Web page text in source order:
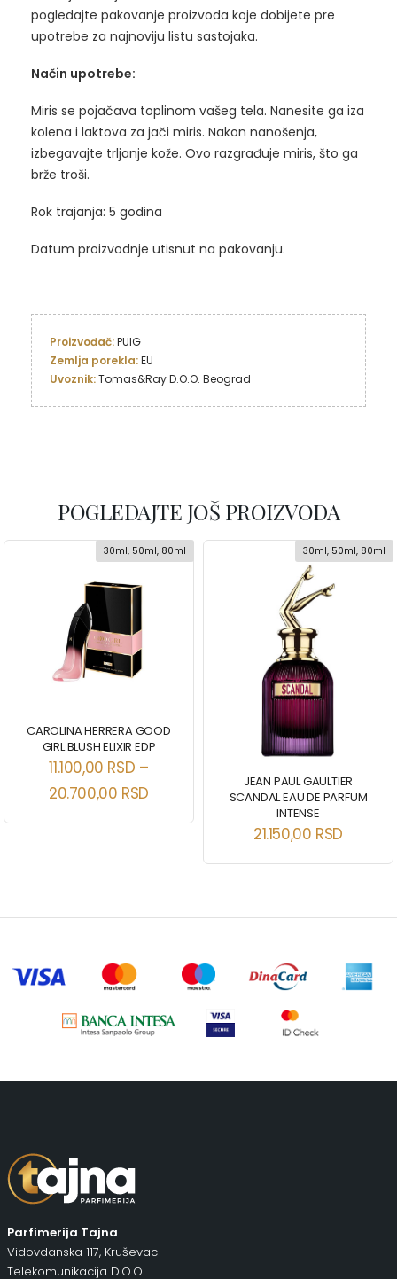
pogledajte pakovanje proizvoda koje dobijete pre
upotrebe za najnoviju listu sastojaka.
Način upotrebe:
Miris se pojačava toplinom vašeg tela. Nanesite ga iza
kolena i laktova za jači miris. Nakon nanošenja,
izbegavajte trljanje kože. Ovo razgrađuje miris, što ga
brže troši.
Rok trajanja: 5 godina
Datum proizvodnje utisnut na pakovanju.
Proizvođač:
Zemlja porekla:
Uvoznik: Tomas&Ray D.O.O. Beograd
POGLEDAJTE JOŠ PROIZVODA
30ml, 50ml, 80ml
CAROLINA HERRERA GOOD
GIRL BLUSH ELIXIR EDP
11.100,00 RSD –
20.700,00 RSD
30ml, 50ml, 80ml
JEAN PAUL GAULTIER
SCANDAL EAU DE PARFUM
INTENSE
21.150,00 RSD
Parfimerija Tajna
Vidovdanska 117, Kruševac
Telekomunikacija D.O.O.